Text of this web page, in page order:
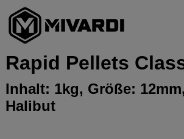
Rapid Pellets
Inhalt: 1kg, Größe:
Halibut